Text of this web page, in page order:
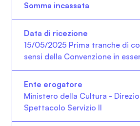
15/05/2025 Prima tranche di
sensi della Convenzione in
Ministero della Cultura -
Spettacolo Servizio II